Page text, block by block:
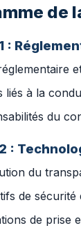
de
:
liés à la
du
:
du
de sécurité
de prise